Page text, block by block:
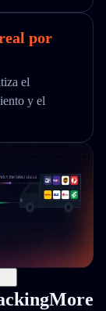
por
el
y el